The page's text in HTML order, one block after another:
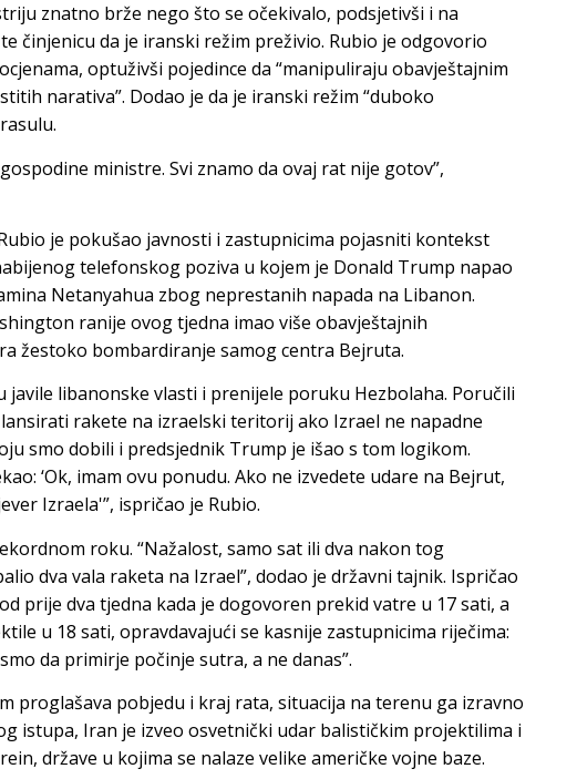
znatno brže nego što se očekivalo, podsjetivši i na
činjenicu da je iranski režim preživio. Rubio je odgovorio
optuživši pojedince da “manipuliraju obavještajnim
narativa”. Dodao je da je iranski režim “duboko
ministre. Svi znamo da ovaj rat nije gotov”,
je pokušao javnosti i zastupnicima pojasniti kontekst
telefonskog poziva u kojem je Donald Trump napao
Netanyahua zbog neprestanih napada na Libanon.
ranije ovog tjedna imao više obavještajnih
žestoko bombardiranje samog centra Bejruta.
javile libanonske vlasti i prenijele poruku Hezbolaha. Poručili
rakete na izraelski teritorij ako Izrael ne napadne
smo dobili i predsjednik Trump je išao s tom logikom.
‘Ok, imam ovu ponudu. Ako ne izvedete udare na Bejrut,
Izraela'”, ispričao je Rubio.
roku. “Nažalost, samo sat ili dva nakon tog
dva vala raketa na Izrael”, dodao je državni tajnik. Ispričao
prije dva tjedna kada je dogovoren prekid vatre u 17 sati, a
u 18 sati, opravdavajući se kasnije zastupnicima riječima:
da primirje počinje sutra, a ne danas”.
proglašava pobjedu i kraj rata, situacija na terenu ga izravno
istupa, Iran je izveo osvetnički udar balističkim projektilima i
države u kojima se nalaze velike američke vojne baze.